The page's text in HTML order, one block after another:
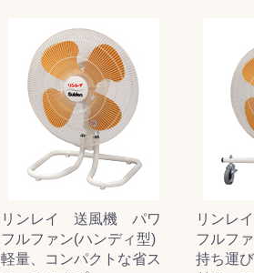
リンレイ 送風機 パワ
フルファン(ハンディ型)
軽量、コンパクトな省ス
リンレ
フルフ
持ち運